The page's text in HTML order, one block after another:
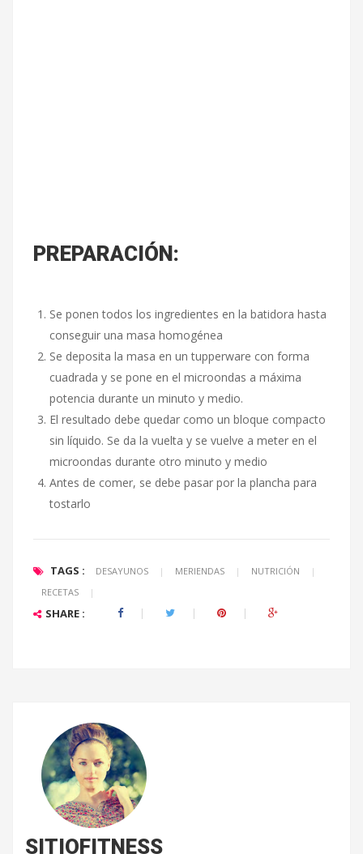
PREPARACIÓN:
Se ponen todos los ingredientes en la batidora hasta
conseguir una masa homogénea
Se deposita la masa en un tupperware con forma
cuadrada y se pone en el microondas a máxima
potencia durante un minuto y medio.
El resultado debe quedar como un bloque compacto
sin líquido. Se da la vuelta y se vuelve a meter en el
microondas durante otro minuto y medio
Antes de comer, se debe pasar por la plancha para
tostarlo
TAGS : DESAYUNOS | MERIENDAS | NUTRICIÓN
|
RECETAS
|
SHARE :
SITIOFITNESS